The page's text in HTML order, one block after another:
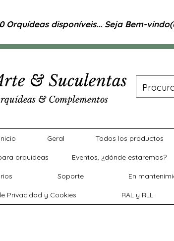
Orquídeas disponíveis... Seja Bem-
& Suculentas
& Complementos
Geral Todos los productos
orquídeas Eventos, ¿dónde estaremos?
Soporte En
Privacidad y Cookies RAL y RLL